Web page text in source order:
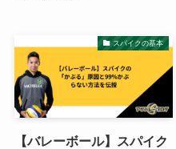
スパイクの基本
【バレーボール】スパイク